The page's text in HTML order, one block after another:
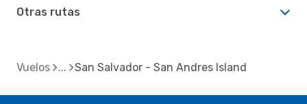
Otras rutas
Vuelos San Salvador - San Andres Island